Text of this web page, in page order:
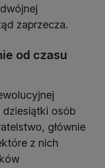
zaprzecza.
od czasu
dziesiątki osób
głównie
z nich